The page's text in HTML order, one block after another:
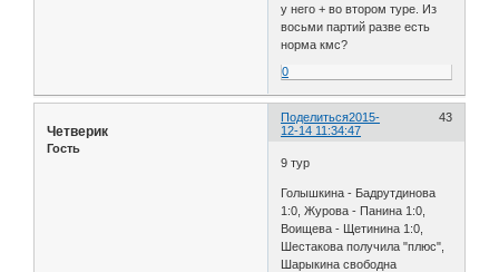
у него + во втором туре. Из
восьми партий разве есть
норма кмс?
0
Поделиться 43
2015-
12-14 11:34:47
Четверик
Гость
9 тур
Голышкина - Бадрутдинова
1:0, Журова - Панина 1:0,
Воищева - Щетинина 1:0,
Шестакова получила "плюс",
Шарыкина свободна